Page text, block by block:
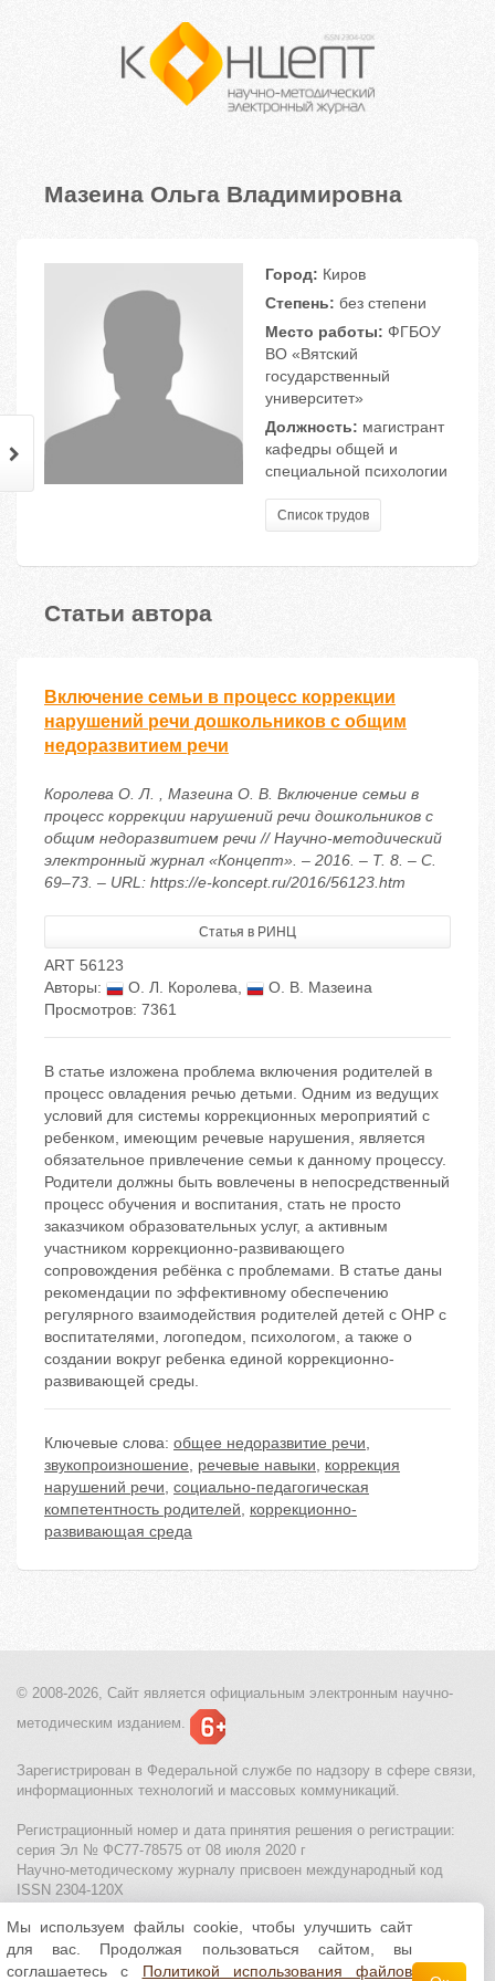
Мазеина Ольга Владимировна
Город: Киров
Степень: без степени
Место работы: ФГБОУ
ВО «Вятский
государственный
университет»
Должность: магистрант
кафедры общей и
специальной психологии
Список трудов
Статьи автора
Включение семьи в процесс коррекции
нарушений речи дошкольников с общим
недоразвитием речи
Королева О. Л. , Мазеина О. В. Включение семьи в
процесс коррекции нарушений речи дошкольников с
общим недоразвитием речи // Научно-методический
электронный журнал «Концепт». – 2016. – Т. 8. – С.
69–73. – URL: https://e-koncept.ru/2016/56123.htm
Статья в РИНЦ
ART 56123
Авторы:
О. Л. Королева,
О. В. Мазеина
Просмотров: 7361
В статье изложена проблема включения родителей в
процесс овладения речью детьми. Одним из ведущих
условий для системы коррекционных мероприятий с
ребенком, имеющим речевые нарушения, является
обязательное привлечение семьи к данному процессу.
Родители должны быть вовлечены в непосредственный
процесс обучения и воспитания, стать не просто
заказчиком образовательных услуг, а активным
участником коррекционно-развивающего
сопровождения ребёнка с проблемами. В статье даны
рекомендации по эффективному обеспечению
регулярного взаимодействия родителей детей с ОНР с
воспитателями, логопедом, психологом, а также о
создании вокруг ребенка единой коррекционно-
развивающей среды.
Ключевые слова: общее недоразвитие речи,
звукопроизношение, речевые навыки, коррекция
нарушений речи, социально-педагогическая
компетентность родителей, коррекционно-
развивающая среда
© 2008-2026, Сайт является официальным электронным научно-
методическим изданием.
Зарегистрирован в Федеральной службе по надзору в сфере связи,
информационных технологий и массовых коммуникаций.
Регистрационный номер и дата принятия решения о регистрации:
серия Эл № ФС77-78575 от 08 июля 2020 г
Научно-методическому журналу присвоен международный код
ISSN 2304-120X
МЦИТО|Школьные олимпиады и онлайн конкурсы для детей
Политика использования файлов cookie| Политика обработки и
защиты персональных данных
Мы используем файлы cookie, чтобы улучшить сайт
для вас. Продолжая пользоваться сайтом, вы
соглашаетесь с Политикой использования файлов